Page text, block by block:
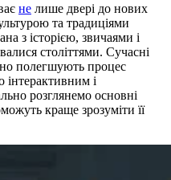
не лише двері до нових
та традиціями
з історією, звичаями і
століттями. Сучасні
полегшують процес
інтерактивним і
розглянемо основні
краще зрозуміти її